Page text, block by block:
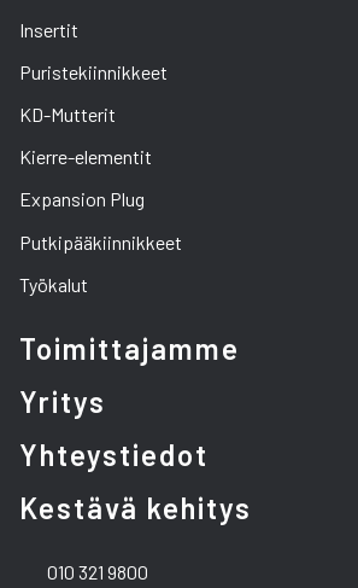
Insertit
Puristekiinnikkeet
KD-Mutterit
Kierre-elementit
Expansion Plug
Putkipääkiinnikkeet
Työkalut
Toimittajamme
Yritys
Yhteystiedot
Kestävä kehitys
010 321 9800